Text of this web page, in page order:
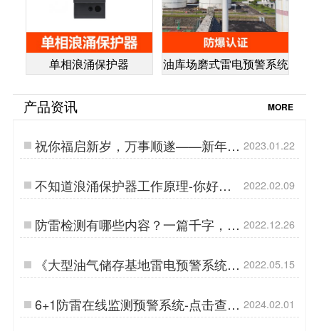
单相浪涌保护器 油库场磨式雷电预警系统
产品资讯 MORE
祝你福启新岁，万事顺遂——新年快
乐【杭州易造】…
2023.01.22
不知道浪涌保护器工作原理-你好意
思说是电专业【杭州易造】…
2022.02.09
防雷检测有哪些内容？一篇千字，一
篇全知（易造防雷）…
2022.12.26
《大型油气储存基地雷电预警系统基
本要求》解读-点击详情查看【杭州
易造】…
2022.05.15
6+1防雷在线监测预警系统-点击查看
详情-易造防雷…
2024.02.01